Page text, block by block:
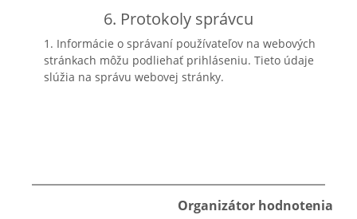
6. Protokoly správcu
1. Informácie o správaní používateľov na webových
stránkach môžu podliehať prihláseniu. Tieto údaje
slúžia na správu webovej stránky.
Organizátor hodnotenia